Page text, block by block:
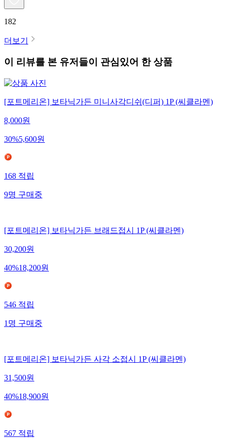
182
더보기
이 리뷰를 본 유저들이 관심있어 한 상품
[포트메리온] 보타닉가든 미니사각디쉬(디퍼) 1P (씨클라멘)
8,000원
30%5,600원
168 적립
9명 구매중
[포트메리온] 보타닉가든 브래드접시 1P (씨클라멘)
30,200원
40%18,200원
546 적립
1 명 구매중
[포트메리온] 보타닉가든 사각 소접시 1P (씨클라멘)
31,500원
40%18,900원
567 적립